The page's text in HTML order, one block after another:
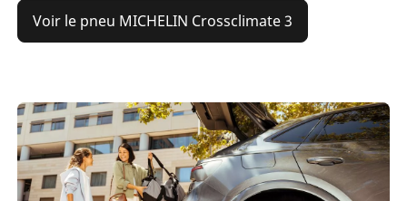
Voir le pneu MICHELIN Crossclimate 3